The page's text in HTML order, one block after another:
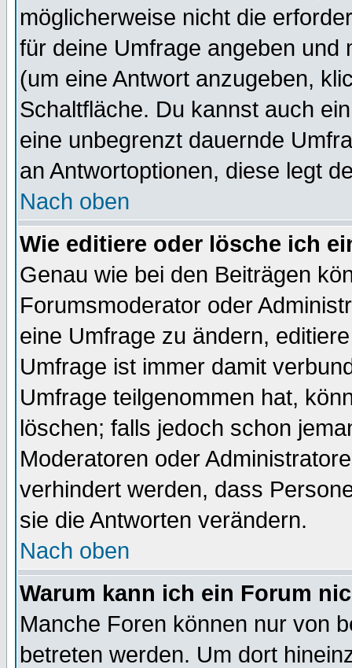
möglicherweise nicht die
für deine Umfrage angeben und
(um eine Antwort anzugeben,
Schaltfläche. Du kannst auch
eine unbegrenzt dauernde
an Antwortoptionen, diese legt
Nach oben
Wie editiere oder lösche ich
Genau wie bei den Beiträgen
Forumsmoderator oder
eine Umfrage zu ändern,
Umfrage ist immer damit
Umfrage teilgenommen hat,
löschen; falls jedoch schon
Moderatoren oder
verhindert werden, dass
sie die Antworten verändern.
Nach oben
Warum kann ich ein Forum
Manche Foren können nur von
betreten werden. Um dort